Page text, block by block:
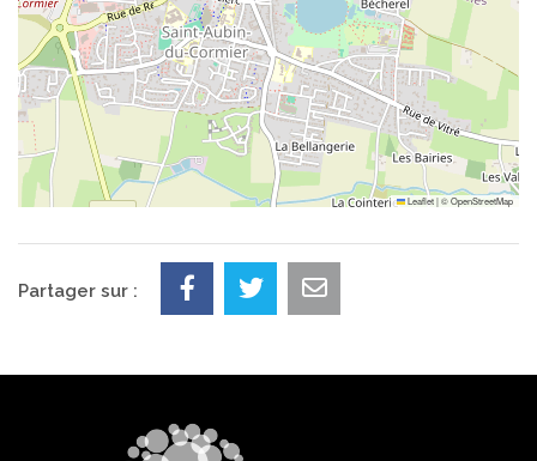
Leaflet|©OpenStreetMap
Partager sur :